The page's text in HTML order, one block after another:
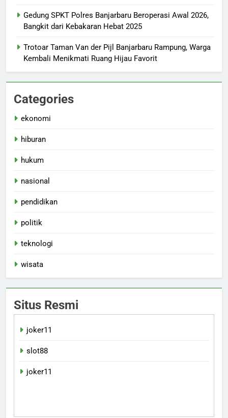
Gedung SPKT Polres Banjarbaru Beroperasi Awal 2026,
Bangkit dari Kebakaran Hebat 2025
Trotoar Taman Van der Pijl Banjarbaru Rampung, Warga
Kembali Menikmati Ruang Hijau Favorit
Categories
ekonomi
hiburan
hukum
nasional
pendidikan
politik
teknologi
wisata
Situs Resmi
joker11
slot88
joker11